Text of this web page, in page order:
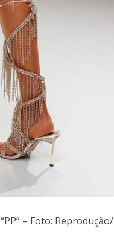
– Foto: Reprodução/